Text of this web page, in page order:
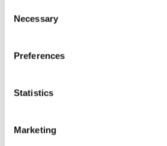
Selection
Necessary
Preferences
Statistics
Marketing